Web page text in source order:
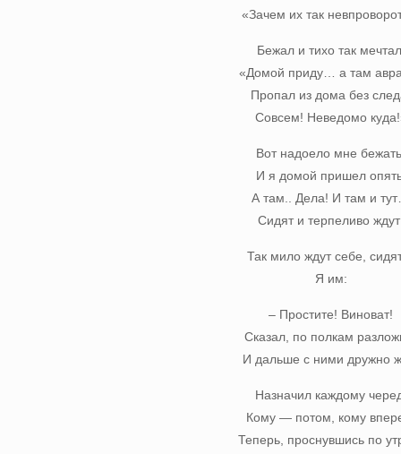
«Зачем их так
Бежал и тихо так
«Домой приду… а там
Пропал из дома без
Совсем! Неведомо
Вот надоело мне
И я домой пришел
А там.. Дела! И там и
Сидят и терпеливо
Так мило ждут себе,
Я им:
– Простите! Виноват!
Сказал, по полкам
И дальше с ними дружно
Назначил каждому
Кому — потом, кому
Теперь, проснувшись по